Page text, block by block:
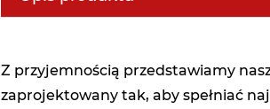
Z przyjemnością przedstawiamy
zaprojektowany tak, aby spełniać